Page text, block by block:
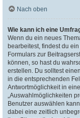
Nach oben
Wie kann ich eine
Wenn du ein neues
bearbeitest, findest du
Formulars zur
können, so hast du
erstellen. Du solltest
in die entsprechenden
Antwortmöglichkeit in
„Auswahlmöglichkeiten
Benutzer auswählen
dabei eine zeitlich